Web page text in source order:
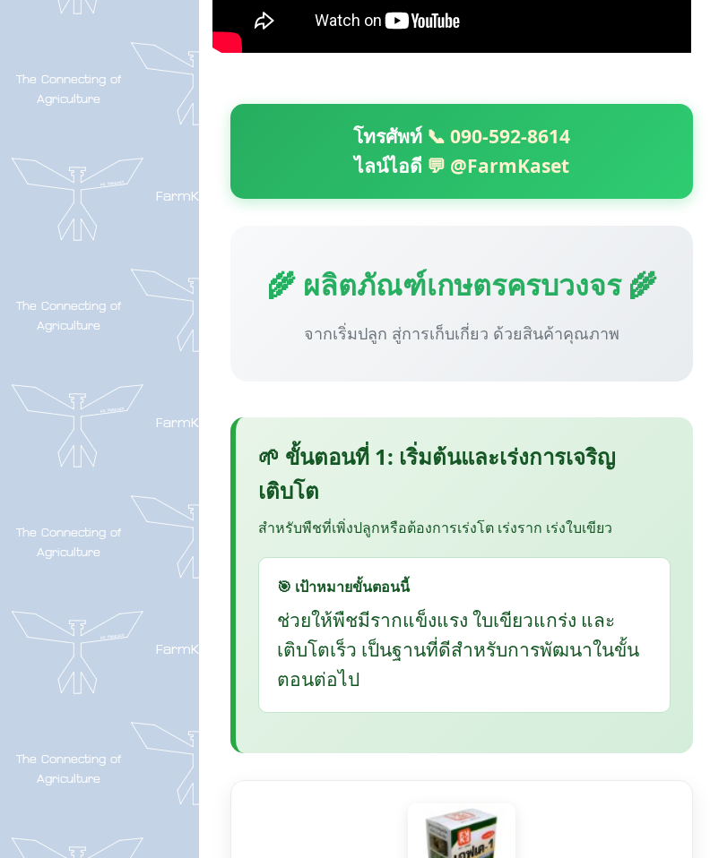
โทรศัพท์ 📞 090-592-8614
ไลน์ไอดี 💬 @FarmKaset
🌾 ผลิตภัณฑ์เกษตรครบวงจร 🌾
จากเริ่มปลูก สู่การเก็บเกี่ยว ด้วยสินค้าคุณภาพ
🌱 ขั้นตอนที่ 1: เริ่มต้นและเร่งการเจริญ
เติบโต
สำหรับพืชที่เพิ่งปลูกหรือต้องการเร่งโต เร่งราก เร่งใบเขียว
🎯 เป้าหมายขั้นตอนนี้
ช่วยให้พืชมีรากแข็งแรง ใบเขียวแกร่ง และ
เติบโตเร็ว เป็นฐานที่ดีสำหรับการพัฒนาในขั้น
ตอนต่อไป